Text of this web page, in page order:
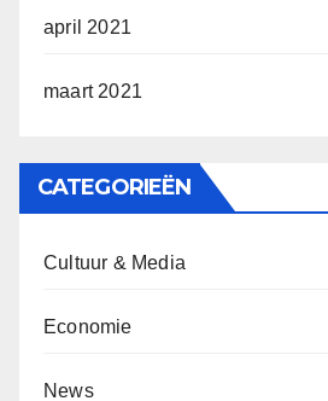
april 2021
maart 2021
CATEGORIEËN
Cultuur & Media
Economie
News